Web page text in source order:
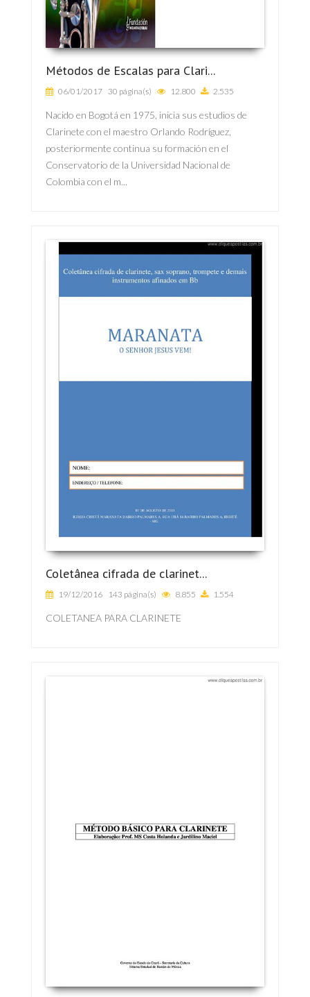
Métodos de Escalas para Clari...
06/01/2017 30 página(s) 12.800 2.535
Nacido en Bogotá en 1975, inicia sus estudios de
Clarinete con el maestro Orlando Rodríguez,
posteriormente continua su formación en el
Conservatorio de la Universidad Nacional de
Colombia con el m...
Coletânea cifrada de clarinet...
19/12/2016 143 página(s) 8.855 1.554
COLETANEA PARA CLARINETE